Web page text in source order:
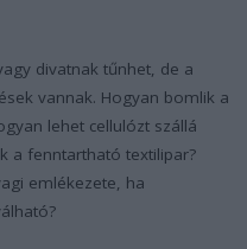
divatnak tűnhet, de a
vannak. Hogyan bomlik a
lehet cellulózt szállá
a fenntartható textilipar?
emlékezete, ha